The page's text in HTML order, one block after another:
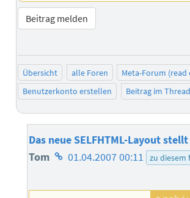
Beitrag melden
Übersicht alle Foren Meta-Forum (read
Benutzerkonto erstellen
Beitrag im
Das neue SELFHTML-Layout
Tom Homepage
Autors
01.04.2007 00:11 zu diesem